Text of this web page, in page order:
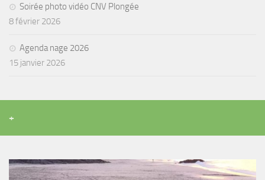
Les Palmes du Lac
MATERIEL
Soirée photo vidéo CNV Plongée
8 février 2026
Agenda nage 2026
15 janvier 2026
+